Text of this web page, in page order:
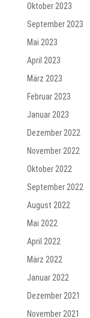
Oktober 2023
September 2023
Mai 2023
April 2023
März 2023
Februar 2023
Januar 2023
Dezember 2022
November 2022
Oktober 2022
September 2022
August 2022
Mai 2022
April 2022
März 2022
Januar 2022
Dezember 2021
November 2021